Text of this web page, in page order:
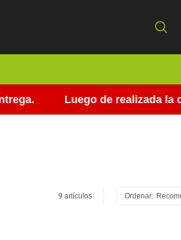
Luego de realizada la
9 artículos